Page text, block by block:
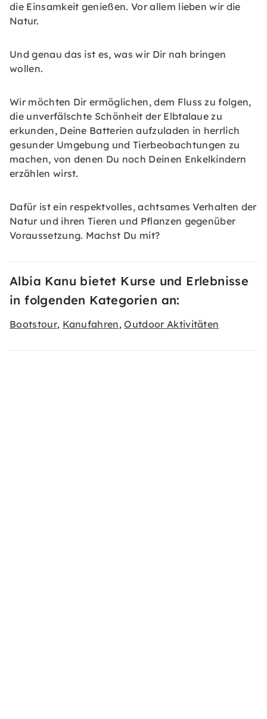
die Einsamkeit genießen. Vor allem lieben wir die
Natur.
Und genau das ist es, was wir Dir nah bringen
wollen.
Wir möchten Dir ermöglichen, dem Fluss zu folgen,
die unverfälschte Schönheit der Elbtalaue zu
erkunden, Deine Batterien aufzuladen in herrlich
gesunder Umgebung und Tierbeobachtungen zu
machen, von denen Du noch Deinen Enkelkindern
erzählen wirst.
Dafür ist ein respektvolles, achtsames Verhalten der
Natur und ihren Tieren und Pflanzen gegenüber
Voraussetzung. Machst Du mit?
Albia Kanu bietet Kurse und Erlebnisse
in folgenden Kategorien an:
Bootstour, Kanufahren,Outdoor Aktivitäten